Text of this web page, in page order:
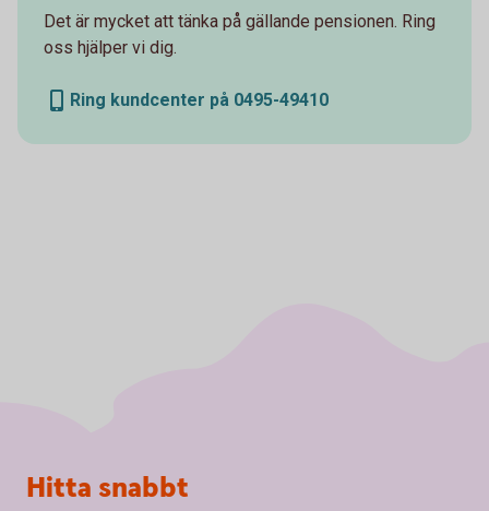
Det är mycket att tänka på gällande pensionen. Ring
oss hjälper vi dig.
Ring kundcenter på 0495-49410
Sidfot
Hitta snabbt